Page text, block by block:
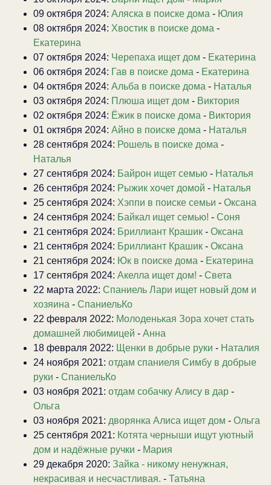
09 октября 2024: Аляска в поиске дома - Юлия
08 октября 2024: Хвостик в поиске дома -
Екатерина
07 октября 2024: Черепаха ищет дом - Екатерина
06 октября 2024: Гав в поиске дома - Екатерина
04 октября 2024: Альба в поиске дома - Наталья
03 октября 2024: Плюша ищет дом - Виктория
02 октября 2024: Ёжик в поиске дома - Виктория
01 октября 2024: Айно в поиске дома - Наталья
28 сентября 2024: Рошель в поиске дома -
Наталья
27 сентября 2024: Байрон ищет семью - Наталья
26 сентября 2024: Рыжик хочет домой - Наталья
25 сентября 2024: Хэппи в поиске семьи - Оксана
24 сентября 2024: Байкал ищет семью! - Соня
21 сентября 2024: Бриллиант Крашик - Оксана
21 сентября 2024: Бриллиант Крашик - Оксана
21 сентября 2024: Юк в поиске дома - Екатерина
17 сентября 2024: Акелла ищет дом! - Света
22 марта 2022: Спаниель Лари ищет новый дом и
хозяина - СпаниельКо
22 февраля 2022: Молоденькая Зора хочет стать
домашней любимицей - Анна
18 февраля 2022: Щенки в добрые руки - Наталия
24 ноября 2021: отдам спаниеля Симбу в добрые
руки - СпаниельКо
03 ноября 2021: отдам собачку Алису в дар -
Ольга
03 ноября 2021: дворянка Алиса ищет дом - Ольга
25 сентября 2021: Котята черныши ищут уютный
дом и надёжные ручки - Мария
29 декабря 2020: Зайка - никому ненужная,
некрасивая и несчастливая. - Татьяна